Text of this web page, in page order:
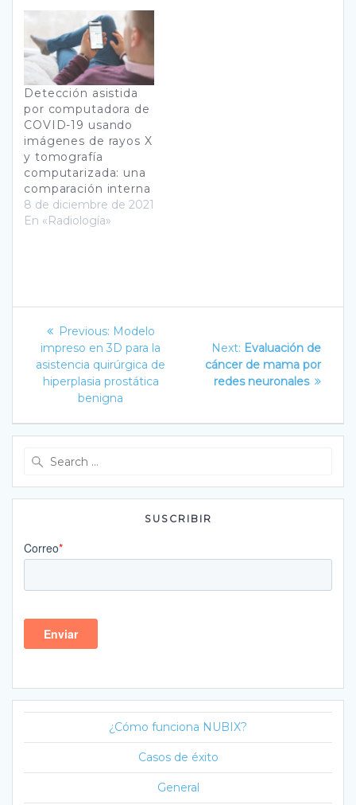
Detección asistida
por computadora de
COVID-19 usando
imágenes de rayos X
y tomografía
computarizada: una
comparación interna
8 de diciembre de 2021
En «Radiología»
Navegación
de
entradas
Previous: Previous
post:
Modelo
impreso en 3D para la
asistencia quirúrgica de
hiperplasia prostática
benigna
Next: Next
post:
Evaluación de
cáncer de mama por
redes neuronales
SUSCRIBIR
¿Cómo funciona NUBIX?
Casos de éxito
General